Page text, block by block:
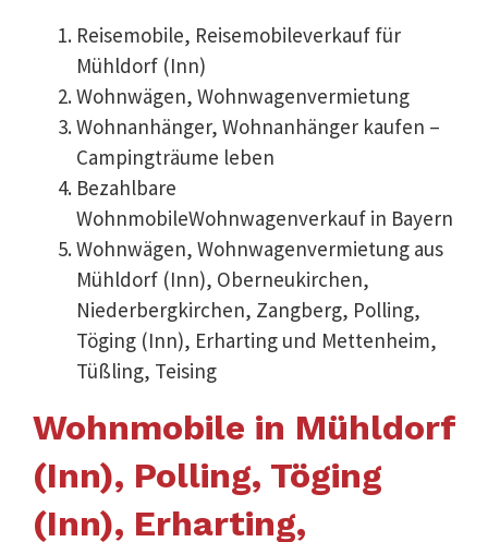
Reisemobile, Reisemobileverkauf für
Mühldorf (Inn)
Wohnwägen, Wohnwagenvermietung
Wohnanhänger, Wohnanhänger kaufen –
Campingträume leben
Bezahlbare
WohnmobileWohnwagenverkauf in Bayern
Wohnwägen, Wohnwagenvermietung aus
Mühldorf (Inn), Oberneukirchen,
Niederbergkirchen, Zangberg, Polling,
Töging (Inn), Erharting und Mettenheim,
Tüßling, Teising
Wohnmobile in Mühldorf
(Inn), Polling, Töging
(Inn), Erharting,